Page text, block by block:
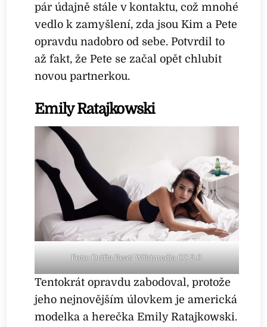
pár údajně stále v kontaktu, což mnohé
vedlo k zamyšlení, zda jsou Kim a Pete
opravdu nadobro od sebe. Potvrdil to
až fakt, že Pete se začal opět chlubit
novou partnerkou.
Emily Ratajkowski
Foto: Drifta Beat/ Wikimedia CC 2.0
Tentokrát opravdu zabodoval, protože
jeho nejnovějším úlovkem je americká
modelka a herečka Emily Ratajkowski.